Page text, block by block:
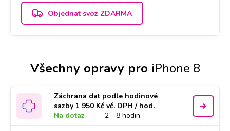
Objednat svoz ZDARMA
Všechny opravy pro iPhone 8
Záchrana dat podle hodinové
sazby 1 950 Kč vč. DPH / hod.
Na dotaz
2 - 8 hodin